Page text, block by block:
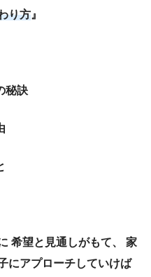
り方 』
秘訣
希望と見通しがもて、 家
にアプローチしていけば